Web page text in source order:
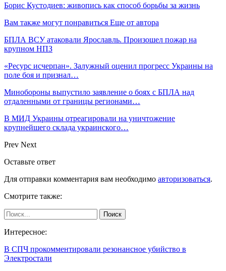
Борис Кустодиев: живопись как способ борьбы за жизнь
Вам также могут понравиться Еще от автора
БПЛА ВСУ атаковали Ярославль. Произошел пожар на
крупном НПЗ
«Ресурс исчерпан». Залужный оценил прогресс Украины на
поле боя и признал…
Минобороны выпустило заявление о боях с БПЛА над
отдаленными от границы регионами…
В МИД Украины отреагировали на уничтожение
крупнейшего склада украинского…
Prev Next
Оставьте ответ
Для отправки комментария вам необходимо авторизоваться.
Смотрите также:
Интересное:
В СПЧ прокомментировали резонансное убийство в
Электростали